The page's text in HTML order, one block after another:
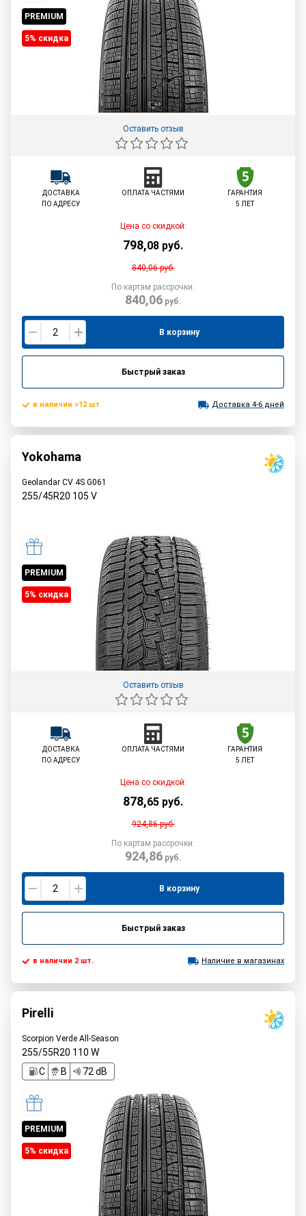
PREMIUM
5% cкидка
Оставить отзыв
ДОСТАВКА
ПО АДРЕСУ
ОПЛАТА ЧАСТЯМИ
ГАРАНТИЯ
5 ЛЕТ
Цена со скидкой:
798,08 руб.
840,06руб.
По картам рассрочки:
840,06руб.
В корзину
Быстрый заказ
в наличии >12 шт. Доставка 4-6 дней
Yokohama
Geolandar CV 4S G061
255/45R20 105 V
PREMIUM
5% cкидка
Оставить отзыв
ДОСТАВКА
ПО АДРЕСУ
ОПЛАТА ЧАСТЯМИ
ГАРАНТИЯ
5 ЛЕТ
Цена со скидкой:
878,65 руб.
924,86руб.
По картам рассрочки:
924,86руб.
В корзину
Быстрый заказ
в наличии 2 шт. Наличие в магазинах
Pirelli
Scorpion Verde All-Season
255/55R20 110 W
C
B 72 dB
PREMIUM
5% cкидка